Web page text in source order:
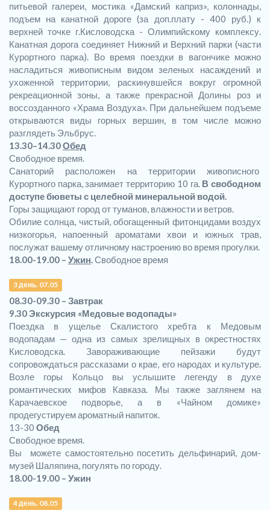
питьевой галереи, мостика «Дамский каприз», колоннады,
подъем на канатной дороге (за доп.плату - 400 руб.) к
верхней точке г.Кисловодска - Олимпийскому комплексу.
Канатная дорога соединяет Нижний и Верхний парки (части
Курортного парка). Во время поездки в вагончике можно
насладиться живописным видом зеленых насаждений и
ухоженной территории, раскинувшейся вокруг огромной
рекреационной зоны, а также прекрасной Долины роз и
воссозданного «Храма Воздуха». При дальнейшем подъеме
открываются виды горных вершин, в том числе можно
разглядеть Эльбрус.
13.30–14.30Обед
Свободное время.
Санаторий расположен на территории живописного
Курортного парка, занимает территорию 10 га. В свободном
доступе бюветы с целебной минеральной водой.
Горы защищают город от туманов, влажности и ветров.
Обилие солнца, чистый, обогащенный фитонцидами воздух
низкогорья, напоенный ароматами хвои и южных трав,
послужат вашему отличному настроению во время прогулки.
18.00-19.00 – Ужин.Свободное время
3 день. 07.05
08.30-09.30 – Завтрак
9.30 Экскурсия «Медовые водопады»
Поездка в ущелье Скалистого хребта к Медовым
водопадам — одна из самых зрелищных в окрестностях
Кисловодска. Завораживающие пейзажи будут
сопровождаться рассказами о крае, его народах и культуре.
Возле горы Кольцо вы услышите легенду в духе
романтических мифов Кавказа. Мы также заглянем на
Карачаевское подворье, а в «Чайном домике»
продегустируем ароматный напиток.
13-30 Обед
Свободное время.
Вы можете самостоятельно посетить дельфинарий, дом-
музей Шаляпина, погулять по городу.
18.00-19.00 – Ужин
4 день. 08.05